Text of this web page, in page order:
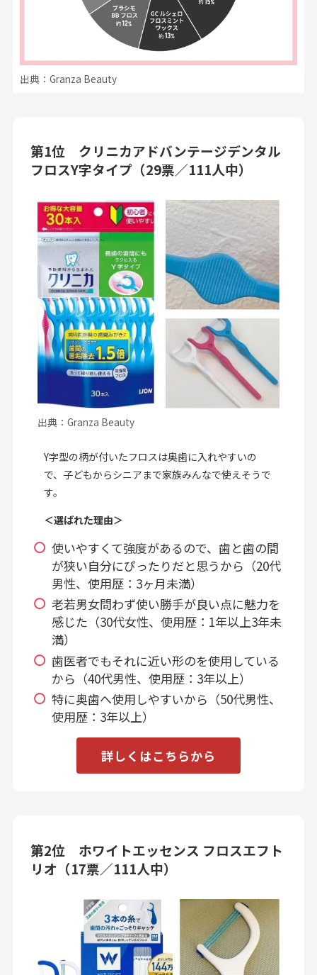
出典：Granza Beauty
第1位 クリニカアドバンテージデンタル
フロスY字タイプ（29票／111人中）
出典：Granza Beauty
Y字型の柄が付いたフロスは奥歯に入れやすいの
で、子どもからシニアまで家族みんなで使えそうで
す。
＜選ばれた理由＞
使いやすくて強度があるので、歯と歯の間
が狭い自分にぴったりだと思うから（20代
男性、使用歴：3ヶ月未満）
老若男女問わず使い勝手が良い点に魅力を
感じた（30代女性、使用歴：1年以上3年未
満）
歯医者でもそれに近い形のを使用している
から（40代男性、使用歴：3年以上）
特に奥歯へ使用しやすいから（50代男性、
使用歴：3年以上）
詳しくはこちらから
第2位 ホワイトエッセンス フロスエフト
リオ（17票／111人中）